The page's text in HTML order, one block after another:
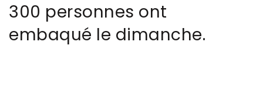
300 personnes ont
embaqué le dimanche.